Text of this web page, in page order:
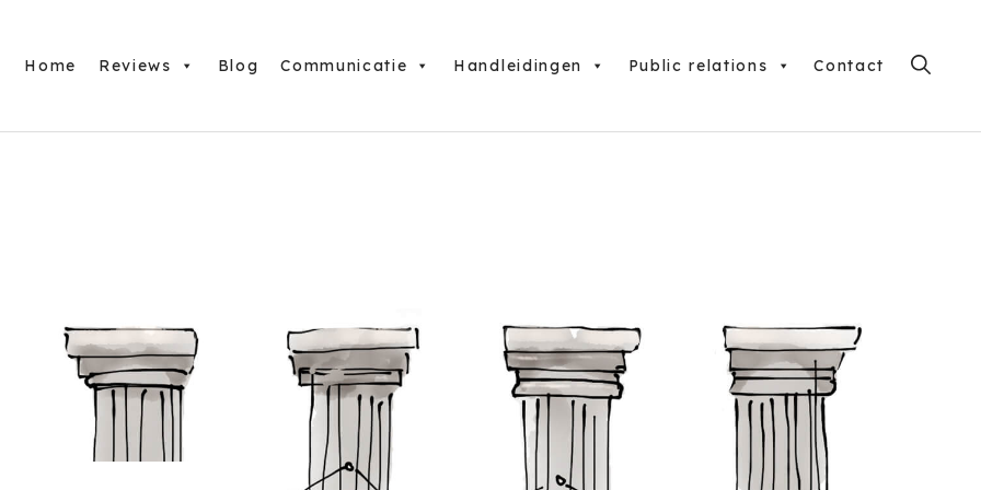
Home Blog Communicatie Handleidingen Public relations
Reviews Contact